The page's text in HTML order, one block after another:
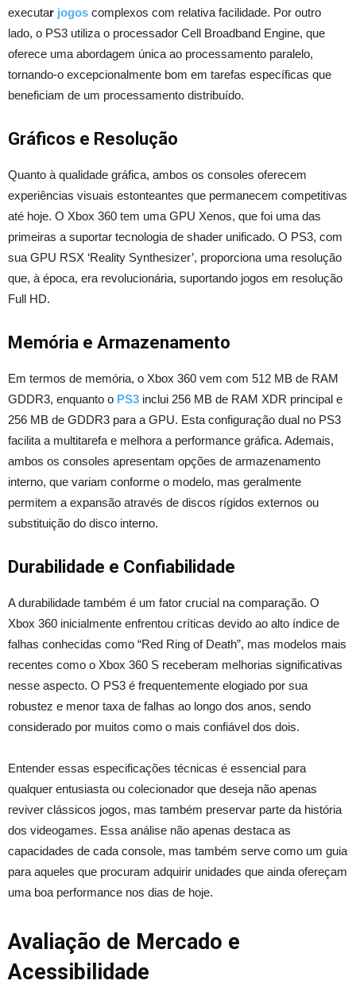
executar jogos complexos com relativa facilidade. Por outro
lado, o PS3 utiliza o processador Cell Broadband Engine, que
oferece uma abordagem única ao processamento paralelo,
tornando-o excepcionalmente bom em tarefas específicas que
beneficiam de um processamento distribuído.
Gráficos e Resolução
Quanto à qualidade gráfica, ambos os consoles oferecem
experiências visuais estonteantes que permanecem competitivas
até hoje. O Xbox 360 tem uma GPU Xenos, que foi uma das
primeiras a suportar tecnologia de shader unificado. O PS3, com
sua GPU RSX ‘Reality Synthesizer’, proporciona uma resolução
que, à época, era revolucionária, suportando jogos em resolução
Full HD.
Memória e Armazenamento
Em termos de memória, o Xbox 360 vem com 512 MB de RAM
GDDR3, enquanto o PS3 inclui 256 MB de RAM XDR principal e
256 MB de GDDR3 para a GPU. Esta configuração dual no PS3
facilita a multitarefa e melhora a performance gráfica. Ademais,
ambos os consoles apresentam opções de armazenamento
interno, que variam conforme o modelo, mas geralmente
permitem a expansão através de discos rígidos externos ou
substituição do disco interno.
Durabilidade e Confiabilidade
A durabilidade também é um fator crucial na comparação. O
Xbox 360 inicialmente enfrentou críticas devido ao alto índice de
falhas conhecidas como “Red Ring of Death”, mas modelos mais
recentes como o Xbox 360 S receberam melhorias significativas
nesse aspecto. O PS3 é frequentemente elogiado por sua
robustez e menor taxa de falhas ao longo dos anos, sendo
considerado por muitos como o mais confiável dos dois.
Entender essas especificações técnicas é essencial para
qualquer entusiasta ou colecionador que deseja não apenas
reviver clássicos jogos, mas também preservar parte da história
dos videogames. Essa análise não apenas destaca as
capacidades de cada console, mas também serve como um guia
para aqueles que procuram adquirir unidades que ainda ofereçam
uma boa performance nos dias de hoje.
Avaliação de Mercado e
Acessibilidade